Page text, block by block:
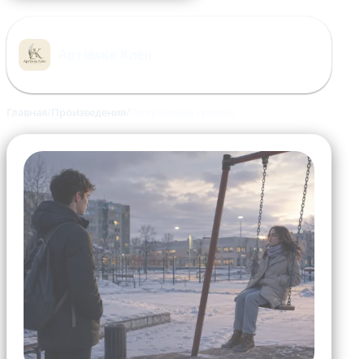
к
содержимому